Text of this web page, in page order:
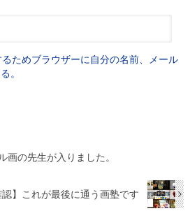
ためブラウザーに自分の名前、メール
。
画の先生が入りました。
認】これが最後に通う画塾です